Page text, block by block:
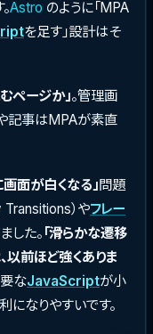
Astro のように「MPA
を足す」設計はそ
ページか」。管理画
記事はMPAが素直
面が白くなる」問題
Transitions）やフレー
した。 「滑らかな遷移
以前ほど強くありま
なJavaScriptが小
になりやすいです。